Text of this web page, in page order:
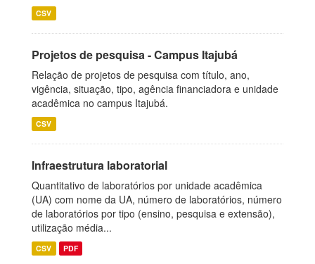
CSV
Projetos de pesquisa - Campus Itajubá
Relação de projetos de pesquisa com título, ano,
vigência, situação, tipo, agência financiadora e unidade
acadêmica no campus Itajubá.
CSV
Infraestrutura laboratorial
Quantitativo de laboratórios por unidade acadêmica
(UA) com nome da UA, número de laboratórios, número
de laboratórios por tipo (ensino, pesquisa e extensão),
utilização média...
CSV PDF